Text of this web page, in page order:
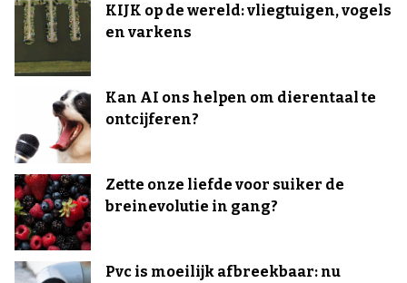
KIJK op de wereld: vliegtuigen, vogels
en varkens
Kan AI ons helpen om dierentaal te
ontcijferen?
Zette onze liefde voor suiker de
breinevolutie in gang?
Pvc is moeilijk afbreekbaar: nu